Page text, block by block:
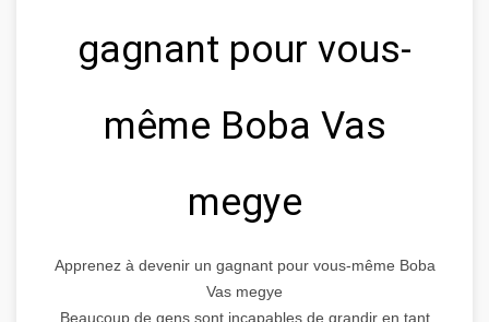
gagnant pour vous-
même Boba Vas
megye
Apprenez à devenir un gagnant pour vous-même Boba
Vas megye
Beaucoup de gens sont incapables de grandir en tant